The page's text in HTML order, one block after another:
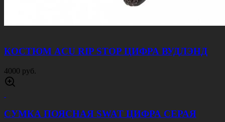
КОСТЮМ ACU RIP STOP ЦИФРА ВУДЛЭНД
4000 руб.
СУМКА ПОЯСНАЯ SWAT ЦИФРА СЕРАЯ